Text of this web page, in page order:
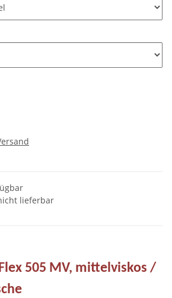
lieferbar
505 MV, mittelviskos /